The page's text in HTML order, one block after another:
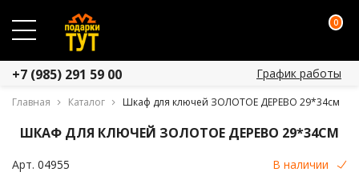
0
+7 (985) 291 59 00 График работы
Главная Каталог Шкаф для ключей ЗОЛОТОЕ ДЕРЕВО 29*34см
ШКАФ ДЛЯ КЛЮЧЕЙ ЗОЛОТОЕ ДЕРЕВО 29*34СМ
Арт. 04955 В наличии